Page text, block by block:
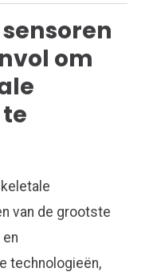
om
van de grootste
technologieën,